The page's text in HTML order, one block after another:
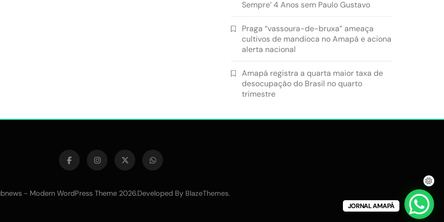
Sempre’ 4 Anos sem Paulo Gustavo
Praga “vassoura-de-bruxa” ameaça
cultivos de mandioca no Amapá e aciona
alerta nacional
Amapá registra a quarta maior taxa de
desocupação do Brasil no quarto
trimestre
- Modern WordPress Theme 2026.Developed By BlazeThemes.
JORNAL AMAPÁ